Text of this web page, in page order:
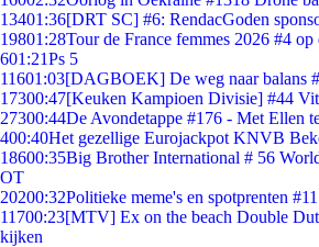
13401:36[DRT SC] #6: RendacGoden
19801:28Tour de France femmes 2026 #4 op
601:21Ps 5
11601:03[DAGBOEK] De weg naar balans
17300:47[Keuken Kampioen Divisie] #44
27300:44De Avondetappe #176 - Met Ellen
400:40Het gezellige Eurojackpot KNVB
18600:35Big Brother International # 56
OT
20200:32Politieke meme's en spotprenten #11
11700:23[MTV] Ex on the beach Double
kijken